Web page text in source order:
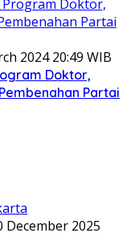
2024 20:49 WIB
Doktor,
Partai
December 2025